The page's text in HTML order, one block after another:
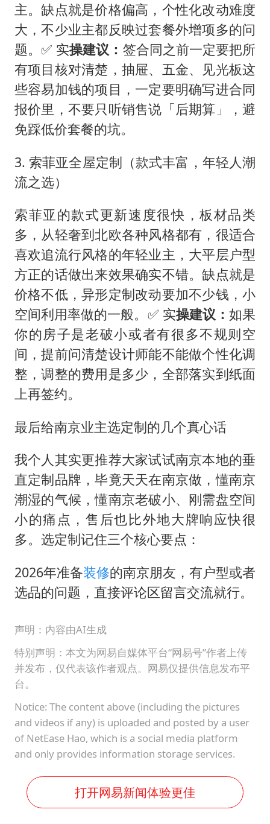
主。缺点就是价格偏高，个性化改动难度
大，不少业主都反映过套餐外增项多的问
题。✅ 实操建议： 签合同之前一定要把所
有项目核对清楚，抽屉、五金、见光板这
些容易加钱的项目，一定要明确写进合同
报价里，不要只听销售说「后期算」，避
免踩低价套餐的坑。
3. 索菲亚全屋定制（款式丰富，年轻人潮
流之选）
索菲亚的款式更新速度很快，板材品类
多，从轻奢到北欧各种风格都有，很适合
喜欢追流行风格的年轻业主，大平层户型
方正的话做出来效果确实不错。缺点就是
价格不低，异形定制改动要加不少钱，小
空间利用率做的一般。✅ 实操建议：如果
你的房子是老破小或者有很多不规则空
间，提前问清楚设计师能不能做个性化调
整，调整的费用是多少，全部落实到纸面
上再签约。
最后给南京业主选定制的几个真心话
我个人其实更推荐大家试试南京本地的垂
直定制品牌，毕竟天天在南京做，懂南京
潮湿的气候，懂南京老破小、刚需盘空间
小的痛点，售后也比外地大牌响应快很
多。选定制记住三个核心要点：
2026年准备装修的南京朋友，有户型或者
选品的问题，直接评论区留言交流就行。
声明：内容由AI生成
特别声明：本文为网易自媒体平台“网易号”作者上传
并发布，仅代表该作者观点。网易仅提供信息发布平
台。
Notice: The content above (including the pictures
and videos if any) is uploaded and posted by a user
of NetEase Hao, which is a social media platform
and only provides information storage services.
打开网易新闻体验更佳